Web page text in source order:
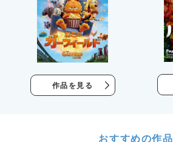
作品を見る
おすすめの作品